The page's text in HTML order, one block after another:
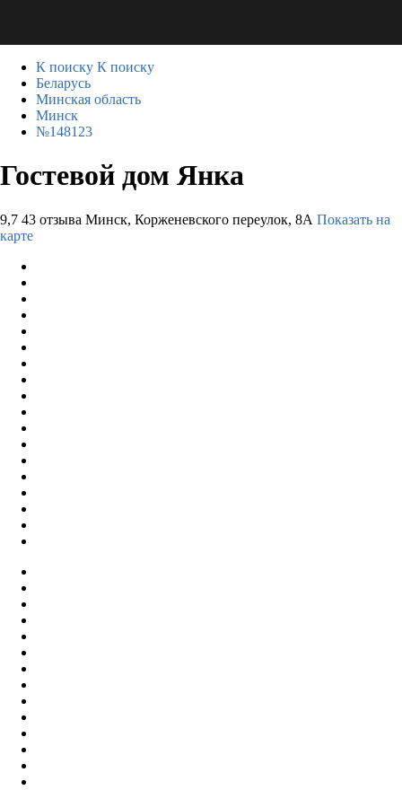
К поиску К поиску
Беларусь
Минская область
Минск
№148123
Гостевой дом Янка
9,7 43 отзыва Минск, Корженевского переулок, 8А Показать на
карте